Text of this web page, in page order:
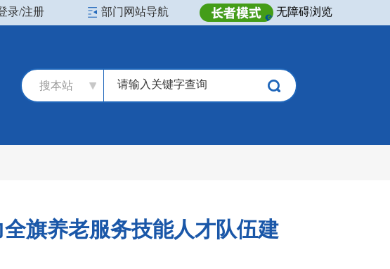
录/注册 部门网站导航 无障碍浏览
搜本站
旗养老服务技能人才队伍建